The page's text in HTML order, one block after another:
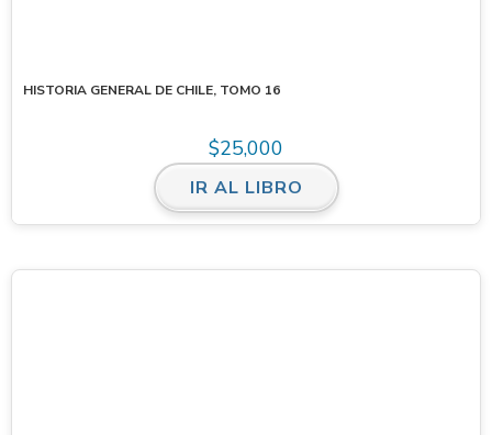
HISTORIA GENERAL DE CHILE, TOMO 16
$25,000
IR AL LIBRO